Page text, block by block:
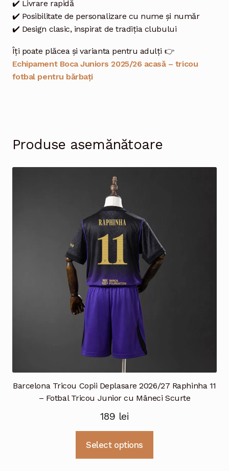
✔️ Livrare rapidă
✔️ Posibilitate de personalizare cu nume și număr
✔️ Design clasic, inspirat de tradiția clubului
Îți poate plăcea și varianta pentru adulți 👉
Echipament Boca Juniors 2025/26 acasă – tricou
fotbal pentru bărbați
Produse asemănătoare
Barcelona Tricou Copii Deplasare 2026/27 Raphinha 11
– Fotbal Tricou Junior cu Mâneci Scurte
189 lei
Select options